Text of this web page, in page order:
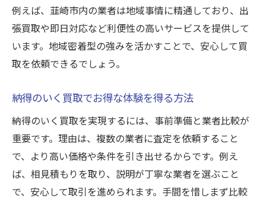
例えば、韮崎市内の業者は地域事情に精通しており、出
張買取や即日対応など利便性の高いサービスを提供して
います。地域密着型の強みを活かすことで、安心して買
取を依頼できるでしょう。
納得のいく買取でお得な体験を得る方法
納得のいく買取を実現するには、事前準備と業者比較が
重要です。理由は、複数の業者に査定を依頼すること
で、より高い価格や条件を引き出せるからです。例え
ば、相見積もりを取り、説明が丁寧な業者を選ぶこと
で、安心して取引を進められます。手間を惜しまず比較